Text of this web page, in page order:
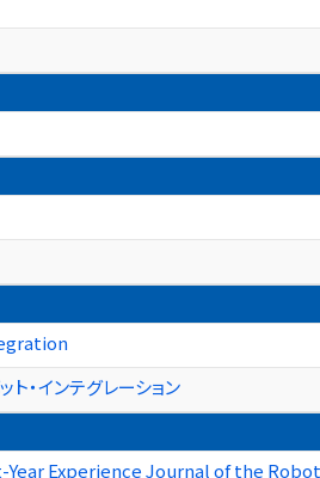
ト・インテグレーション
Experience Journal of the